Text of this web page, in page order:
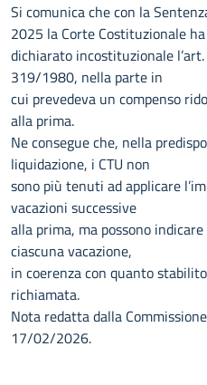
Si comunica che con la
2025 la Corte Costituzionale ha
dichiarato incostituzionale
319/1980, nella parte in
cui prevedeva un compenso
alla prima.
Ne consegue che, nella
liquidazione, i CTU non
sono più tenuti ad applicare
vacazioni successive
alla prima, ma possono
ciascuna vacazione,
in coerenza con quanto
richiamata.
Nota redatta dalla
17/02/2026.